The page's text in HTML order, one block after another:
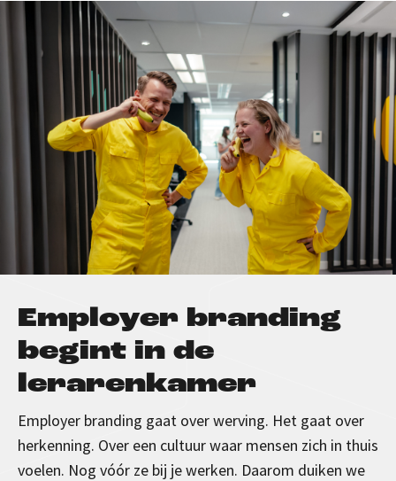
Employer branding
begint in de
lerarenkamer
Employer branding gaat over werving. Het gaat over
herkenning. Over een cultuur waar mensen zich in thuis
voelen. Nog vóór ze bij je werken. Daarom duiken we